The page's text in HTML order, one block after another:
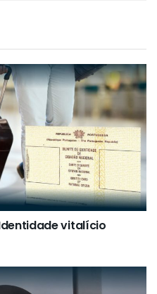
vitalício